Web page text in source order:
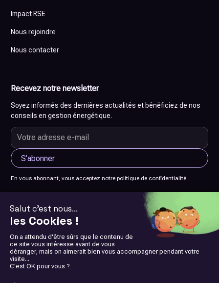
Impact RSE
Nous rejoindre
Nous contacter
Recevez notre newsletter
Soyez informés des dernières actualités et bénéficiez de nos
conseils en gestion énergétique.
En vous abonnant, vous acceptez notre politique de confidentialité.
© 2026 SCorp-io. Tous droits réservés. Site réalisé par
Breynat